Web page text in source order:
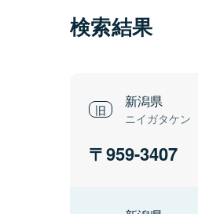
検索結果
新潟県
ニイガタケン
959-3407